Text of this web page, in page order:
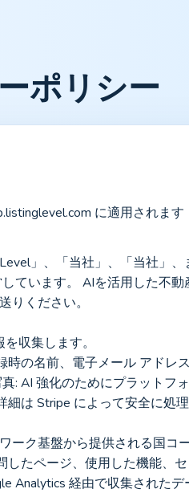
ポリシー
に適用されます
」、「当社」、「当社」
ています。 AIを活用した不
りください。
収集します。
時の名前、電子メール アドレ
: AI 強化のためにプラットフ
ワーク基盤から提供される国
したページ、使用した機能、
Analytics 経由で収集されたデ